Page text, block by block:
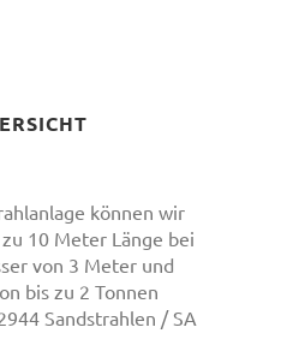
können wir
10 Meter Länge bei
von 3 Meter und
bis zu 2 Tonnen
Sandstrahlen / SA